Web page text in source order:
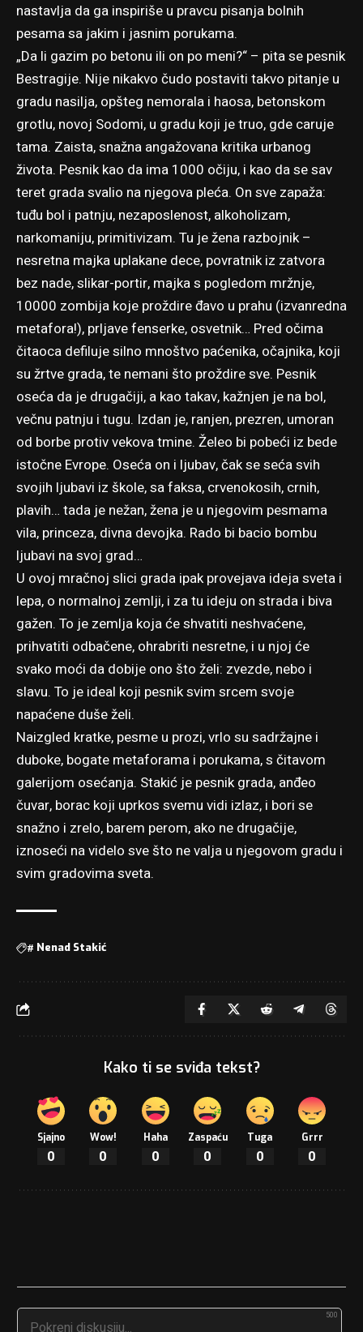
nastavlja da ga inspiriše u pravcu pisanja bolnih
pesama sa jakim i jasnim porukama.
„Da li gazim po betonu ili on po meni?“ – pita se pesnik
Bestragije. Nije nikakvo čudo postaviti takvo pitanje u
gradu nasilja, opšteg nemorala i haosa, betonskom
grotlu, novoj Sodomi, u gradu koji je truo, gde caruje
tama. Zaista, snažna angažovana kritika urbanog
života. Pesnik kao da ima 1000 očiju, i kao da se sav
teret grada svalio na njegova pleća. On sve zapaža:
tuđu bol i patnju, nezaposlenost, alkoholizam,
narkomaniju, primitivizam. Tu je žena razbojnik –
nesretna majka uplakane dece, povratnik iz zatvora
bez nade, slikar-portir, majka s pogledom mržnje,
10000 zombija koje proždire đavo u prahu (izvanredna
metafora!), prljave fenserke, osvetnik… Pred očima
čitaoca defiluje silno mnoštvo paćenika, očajnika, koji
su žrtve grada, te nemani što proždire sve. Pesnik
oseća da je drugačiji, a kao takav, kažnjen je na bol,
večnu patnju i tugu. Izdan je, ranjen, prezren, umoran
od borbe protiv vekova tmine. Želeo bi pobeći iz bede
istočne Evrope. Oseća on i ljubav, čak se seća svih
svojih ljubavi iz škole, sa faksa, crvenokosih, crnih,
plavih… tada je nežan, žena je u njegovim pesmama
vila, princeza, divna devojka. Rado bi bacio bombu
ljubavi na svoj grad…
U ovoj mračnoj slici grada ipak provejava ideja sveta i
lepa, o normalnoj zemlji, i za tu ideju on strada i biva
gažen. To je zemlja koja će shvatiti neshvaćene,
prihvatiti odbačene, ohrabriti nesretne, i u njoj će
svako moći da dobije ono što želi: zvezde, nebo i
slavu. To je ideal koji pesnik svim srcem svoje
napaćene duše želi.
Naizgled kratke, pesme u prozi, vrlo su sadržajne i
duboke, bogate metaforama i porukama, s čitavom
galerijom osećanja. Stakić je pesnik grada, anđeo
čuvar, borac koji uprkos svemu vidi izlaz, i bori se
snažno i zrelo, barem perom, ako ne drugačije,
iznoseći na videlo sve što ne valja u njegovom gradu i
svim gradovima sveta.
# Nenad Stakić
Kako ti se sviđa tekst?
Sjajno
0
Wow!
0
Haha
0
Zaspaću
0
Tuga
0
Grrr
0
500